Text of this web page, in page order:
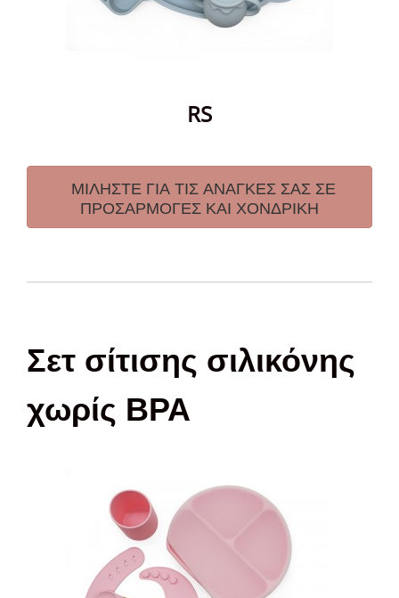
RS
ΜΙΛΗΣΤΕ ΓΙΑ ΤΙΣ ΑΝΑΓΚΕΣ ΣΑΣ ΣΕ
ΠΡΟΣΑΡΜΟΓΕΣ ΚΑΙ ΧΟΝΔΡΙΚΗ
Σετ σίτισης σιλικόνης
χωρίς BPA